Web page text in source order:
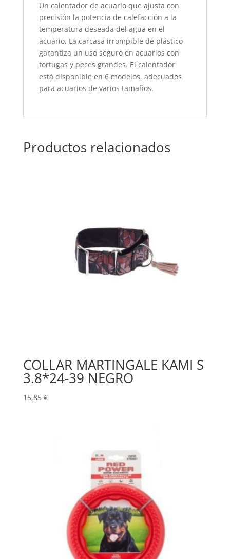
Un calentador de acuario que ajusta con
precisión la potencia de calefacción a la
temperatura deseada del agua en el
acuario. La carcasa irrompible de plástico
garantiza un uso seguro en acuarios con
tortugas y peces grandes. El calentador
está disponible en 6 modelos, adecuados
para acuarios de varios tamaños.
Productos relacionados
COLLAR MARTINGALE KAMI S
3.8*24-39 NEGRO
15,85 €